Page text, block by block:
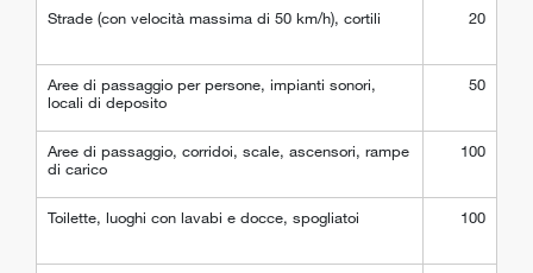
Strade (con velocità massima di 50 km/h), cortili 20
Aree di passaggio per persone, impianti sonori,
locali di deposito
50
Aree di passaggio, corridoi, scale, ascensori, rampe
di carico
100
Toilette, luoghi con lavabi e docce, spogliatoi 100